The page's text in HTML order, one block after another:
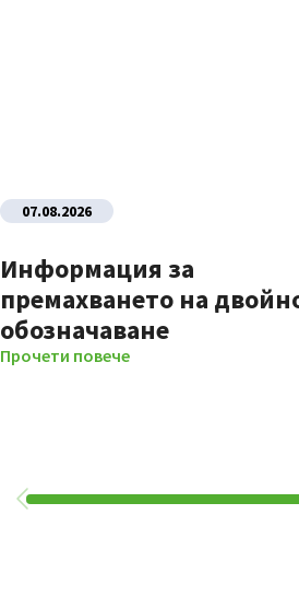
07.08.2026
Информация за
премахването на
обозначаване
Прочети повече